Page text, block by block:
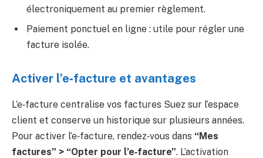
électroniquement au premier règlement.
Paiement ponctuel en ligne : utile pour régler une
facture isolée.
Activer l’e‑facture et avantages
L’e‑facture centralise vos factures Suez sur l’espace
client et conserve un historique sur plusieurs années.
Pour activer l’e‑facture, rendez‑vous dans “Mes
factures” > “Opter pour l’e‑facture”. L’activation